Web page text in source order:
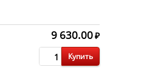
9 630.00₽
Купить